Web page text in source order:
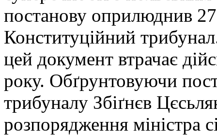
постанову оприлюднив
Конституційний
цей документ втрачає
року. Обґрунтовуючи
трибуналу Збіґнєв
розпорядження міністра